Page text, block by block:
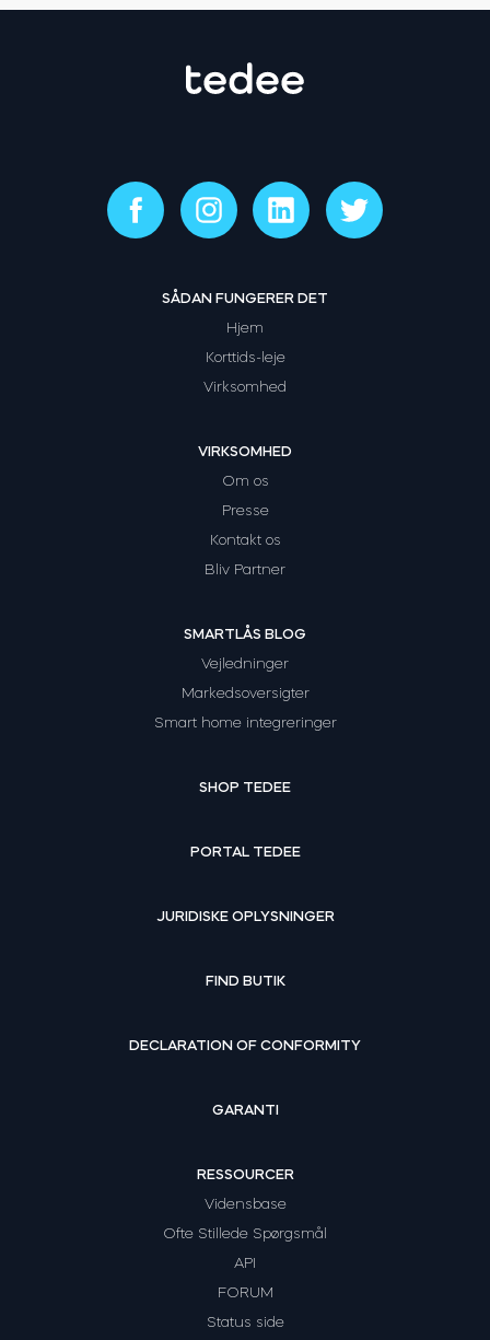
SÅDAN FUNGERER DET
Hjem
Korttids-leje
Virksomhed
VIRKSOMHED
Om os
Presse
Kontakt os
Bliv Partner
SMARTLÅS BLOG
Vejledninger
Markedsoversigter
Smart home integreringer
SHOP TEDEE
PORTAL TEDEE
JURIDISKE OPLYSNINGER
FIND BUTIK
DECLARATION OF CONFORMITY
GARANTI
RESSOURCER
Vidensbase
Ofte Stillede Spørgsmål
API
FORUM
Status side